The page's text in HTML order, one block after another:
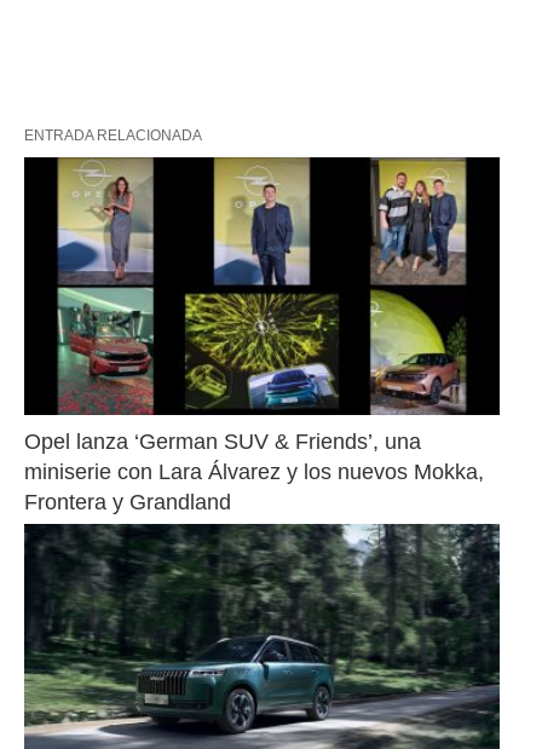
ENTRADA RELACIONADA
Opel lanza ‘German SUV & Friends’, una
miniserie con Lara Álvarez y los nuevos Mokka,
Frontera y Grandland